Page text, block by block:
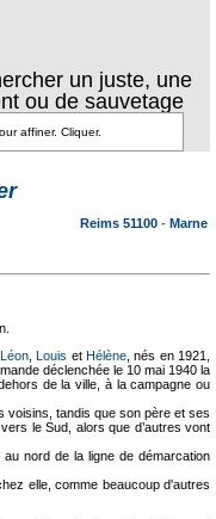
un juste, une
ou de sauvetage
Reims 51100 - Marne
Léon ,Louis etHélène , nés en 1921,
déclenchée le 10 mai 1940 la
de la ville, à la campagne ou
voisins, tandis que son père et ses
le Sud, alors que d’autres vont
nord de la ligne de démarcation
elle, comme beaucoup d'autres